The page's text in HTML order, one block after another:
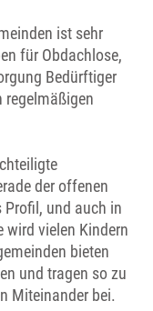
ist sehr
für Obdachlose,
Bedürftiger
regelmäßigen
der offenen
und auch in
vielen Kindern
bieten
und tragen so zu
Miteinander bei.